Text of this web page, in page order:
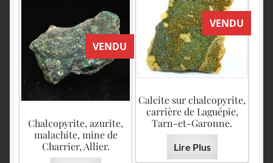
VENDU
Calcite sur chalcopyrite,
carrière de Laguépie,
Tarn-et-Garonne.
Lire Plus
VENDU
Chalcopyrite, azurite,
malachite, mine de
Charrier, Allier.